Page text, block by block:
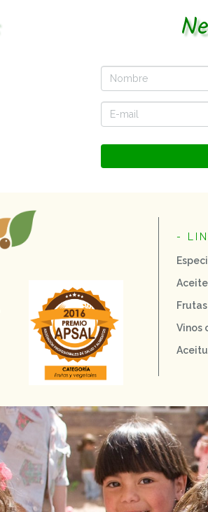
-
Vinos